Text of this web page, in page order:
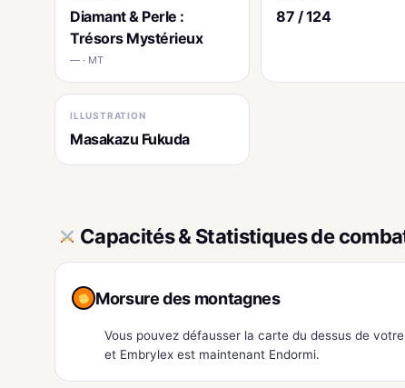
Diamant & Perle :
Trésors Mystérieux
— · MT
87 / 124
ILLUSTRATION
Masakazu Fukuda
Capacités & Statistiques de
Morsure des montagnes
Vous pouvez défausser la carte du dessus de
et Embrylex est maintenant Endormi.